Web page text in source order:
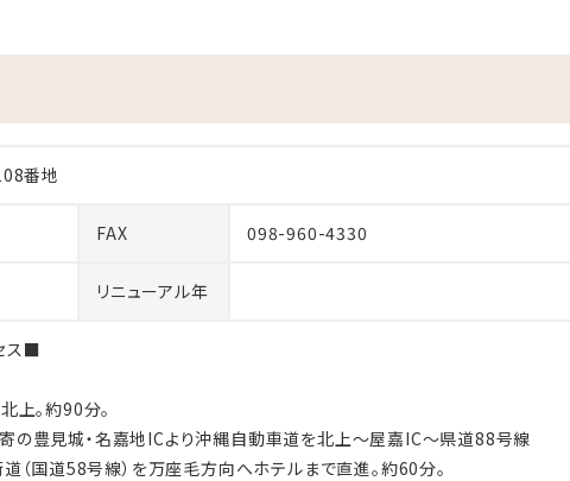
む
木・土・日・祝日
、イベント内容に変更が生じる場合がございます。
より）□■
在中のお客様を含む）より、1泊1名あたりの宿泊料金に対して2％
し受けます。なお、宿泊税は表示されている宿泊料金には含まれてお
番地
FAX 098-960-4330
リニューアル年
ス■
。約90分。
の豊見城・名嘉地ICより沖縄自動車道を北上～屋嘉IC～県道88号線
道（国道58号線）を万座毛方向へホテルまで直進。約60分。